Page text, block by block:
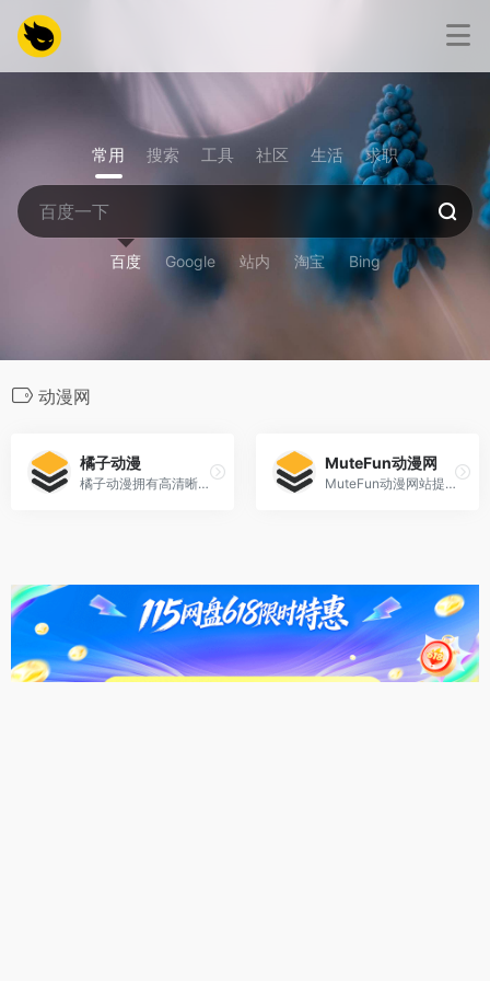
常用 搜索 工具 社区 生活 求职
百度 Google 站内 淘宝 Bing
动漫网
橘子动漫
橘子动漫拥有高清晰画质的在线动漫，最新电影，观看完全免费、高速播放、更新及时在线，我们致力为所有动漫迷们提供最好看的动漫
MuteFun动漫网
MuteFun动漫网站提供最新最快的动漫新番资讯和在线播放，享受动漫的乐趣。